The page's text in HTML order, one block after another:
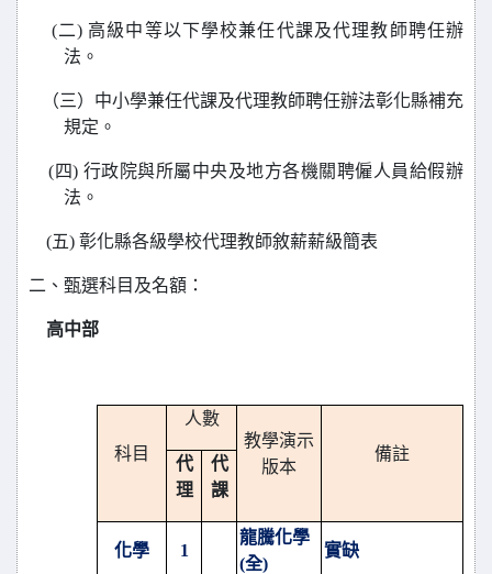
(二) 高級中等以下學校兼任代課及代理教師聘任辦
法。
（三）中小學兼任代課及代理教師聘任辦法彰化縣補充
規定。
(四) 行政院與所屬中央及地方各機關聘僱人員給假辦
法。
(五) 彰化縣各級學校代理教師敘薪薪級簡表
二、甄選科目及名額：
高中部
科目
人數
教學演示
版本
備註
代
理
代
課
化學 1
龍騰化學
(全)
實缺